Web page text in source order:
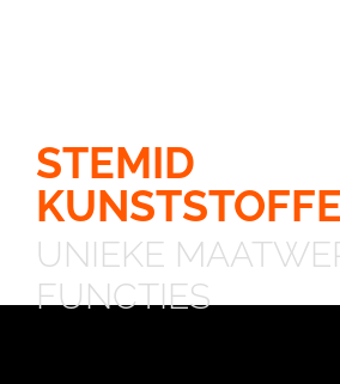
STEMID
UNIEKE
FUNCTIES